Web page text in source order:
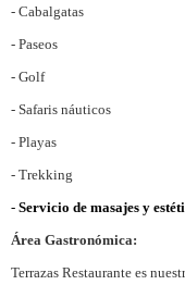
- Cabalgatas
- Paseos
- Golf
- Safaris náuticos
- Playas
- Trekking
- Servicio de masajes y
Área Gastronómica:
Terrazas Restaurante es